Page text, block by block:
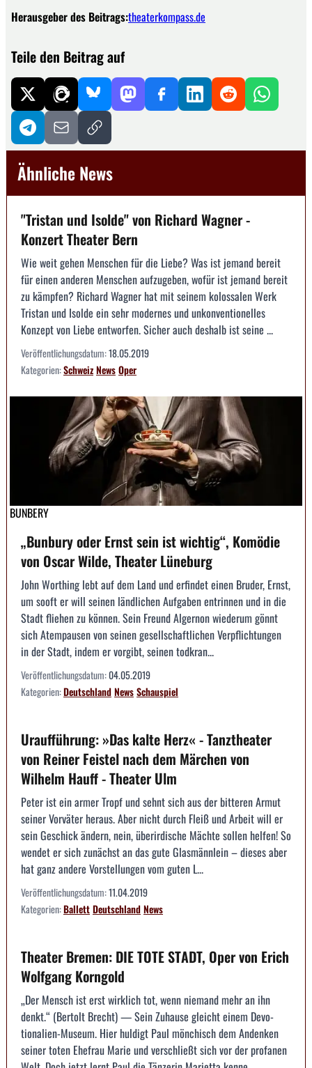
Herausgeber des Beitrags:theaterkompass.de
Teile den Beitrag auf
Ähnliche News
"Tristan und Isolde" von Richard Wagner -
Konzert Theater Bern
Wie weit gehen Menschen für die Liebe? Was ist jemand bereit
für einen anderen Menschen aufzugeben, wofür ist jemand bereit
zu kämpfen? Richard Wagner hat mit seinem kolossalen Werk
Tristan und Isolde ein sehr modernes und unkonventionelles
Konzept von Liebe entworfen. Sicher auch deshalb ist seine ...
Veröffentlichungsdatum:18.05.2019
Kategorien:SchweizNewsOper
BUNBERY
„Bunbury oder Ernst sein ist wichtig“, Komödie
von Oscar Wilde, Theater Lüneburg
John Worthing lebt auf dem Land und erfindet einen Bruder, Ernst,
um sooft er will seinen ländlichen Aufgaben entrinnen und in die
Stadt fliehen zu können. Sein Freund Algernon wiederum gönnt
sich Atempausen von seinen gesellschaftlichen Verpflichtungen
in der Stadt, indem er vorgibt, seinen todkran...
Veröffentlichungsdatum:04.05.2019
Kategorien:DeutschlandNewsSchauspiel
Uraufführung: »Das kalte Herz« - Tanztheater
von Reiner Feistel nach dem Märchen von
Wilhelm Hauff - Theater Ulm
Peter ist ein armer Tropf und sehnt sich aus der bitteren Armut
seiner Vorväter heraus. Aber nicht durch Fleiß und Arbeit will er
sein Geschick ändern, nein, überirdische Mächte sollen helfen! So
wendet er sich zunächst an das gute Glasmännlein – dieses aber
hat ganz andere Vorstellungen vom guten L...
Veröffentlichungsdatum:11.04.2019
Kategorien:BallettDeutschlandNews
Theater Bremen: DIE TOTE STADT, Oper von Erich
Wolfgang Korngold
„Der Mensch ist erst wirklich tot, wenn niemand mehr an ihn
denkt.“ (Bertolt Brecht) — Sein Zuhause gleicht einem Devo­
tionalien-Museum. Hier huldigt Paul mönchisch dem Anden­ken
seiner toten Ehefrau Marie und verschließt sich vor der profanen